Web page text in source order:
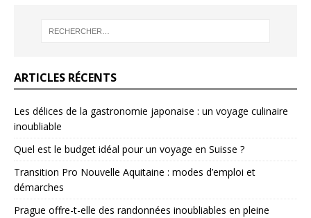
ARTICLES RÉCENTS
Les délices de la gastronomie japonaise : un voyage culinaire
inoubliable
Quel est le budget idéal pour un voyage en Suisse ?
Transition Pro Nouvelle Aquitaine : modes d’emploi et
démarches
Prague offre-t-elle des randonnées inoubliables en pleine